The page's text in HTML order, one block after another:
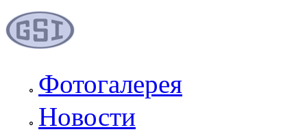
Фотогалерея
Новости